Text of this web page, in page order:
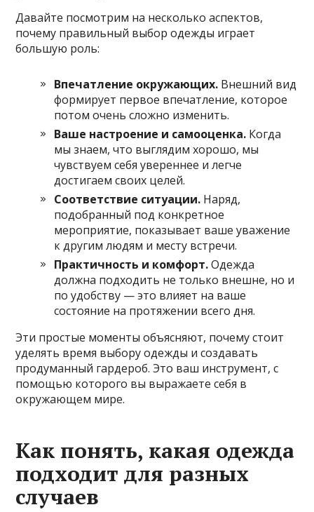
Давайте посмотрим на несколько аспектов,
почему правильный выбор одежды играет
большую роль:
Впечатление окружающих. Внешний вид
формирует первое впечатление, которое
потом очень сложно изменить.
Ваше настроение и самооценка. Когда
мы знаем, что выглядим хорошо, мы
чувствуем себя увереннее и легче
достигаем своих целей.
Соответствие ситуации. Наряд,
подобранный под конкретное
мероприятие, показывает ваше уважение
к другим людям и месту встречи.
Практичность и комфорт.Одежда
должна подходить не только внешне, но и
по удобству — это влияет на ваше
состояние на протяжении всего дня.
Эти простые моменты объясняют, почему стоит
уделять время выбору одежды и создавать
продуманный гардероб. Это ваш инструмент, с
помощью которого вы выражаете себя в
окружающем мире.
Как понять, какая одежда
подходит для разных
случаев